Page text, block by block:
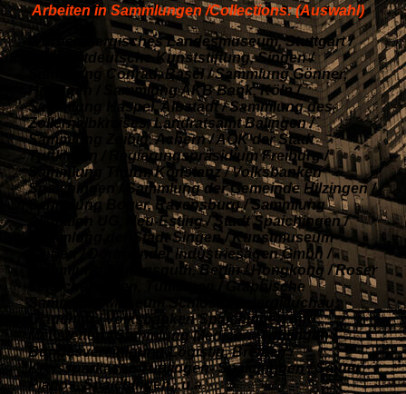
Arbeiten in Sammlungen /Collections: (Auswahl)
Württembergisches Landesmuseum, Stuttgart /
Südwestdeutsche Kunststiftung, Singen /
Sammlung Conrad, Basel / Sammlung Gönner,
Hilzingen / Sammlung AKB Bank, Köln /
Sammlung Haspel, Albstadt / Sammlung des
Zollernalbkreises, Landratsamt Balingen /
Sammlung Zeibig, Achern / AOK der Stadt
Tuttlingen / Regierungspräsidium Freiburg /
Sammlung Thurn, Konstanz / Volksbanken
Spaichingen / Sammlung der Gemeinde Hilzingen /
Sammlung Boger, Ravensburg / Sammlung
Alkmaion UG, Neu-Esting / Stadt Spaichingen /
Sammlung der Stadt Singen / Kunstmuseum
Singen / Dortmunder Industriesägen Gmbh /
Sammlung Springsguth, Berlin / Hongkong / Roser
Versicherungen, Tuttlingen / Graphische
Sammlung Museum Schloss Hinterglauchau,
Glauchau / Volksbanken Spaichingen und
Meßstetten / Sammlung Medicon, Tuttlingen /
Bundesvereinigung Logistig, Bremen /
Kreissparkasse Tuttlingen- Spaichingen / Sauter
Pianos, Spaichingen...u.a.